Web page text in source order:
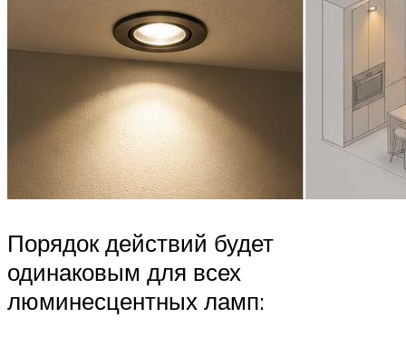
Порядок действий будет
одинаковым для всех
люминесцентных ламп: